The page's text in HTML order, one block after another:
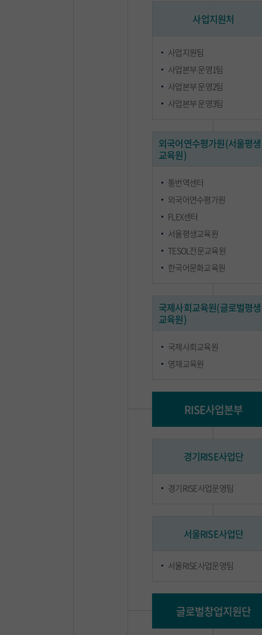
사업지원처
사업지원팀
사업본부 운영1팀
사업본부 운영2팀
사업본부 운영3팀
외국어연수평가원(서울평생
교육원)
통번역센터
외국어연수평가원
FLEX센터
서울평생교육원
TESOL전문교육원
한국어문화교육원
국제사회교육원(글로벌평생
교육원)
국제사회교육원
영재교육원
RISE사업본부
경기RISE사업단
경기RISE사업운영팀
서울RISE사업단
서울RISE사업운영팀
글로벌창업지원단